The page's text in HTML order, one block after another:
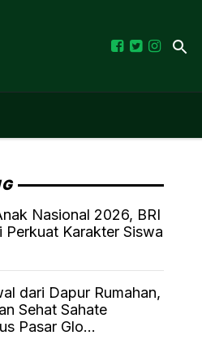
Nasional 2026, BRI
Perkuat Karakter Siswa
dari Dapur Rumahan,
Sehat Sahate
Pasar Glo...